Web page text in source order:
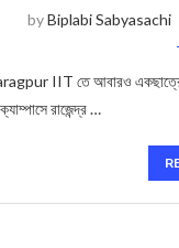
byBiplabi Sabyasachi
IIT তে আবারও
রাজেন্দ্র …